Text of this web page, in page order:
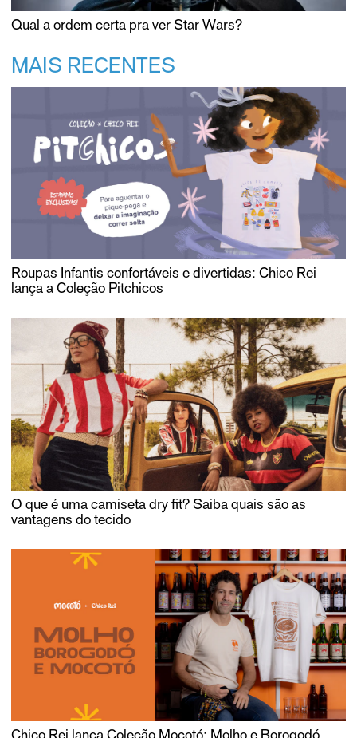
Qual a ordem certa pra ver Star Wars?
MAIS RECENTES
Roupas Infantis confortáveis e divertidas: Chico Rei
lança a Coleção Pitchicos
O que é uma camiseta dry fit? Saiba quais são as
vantagens do tecido